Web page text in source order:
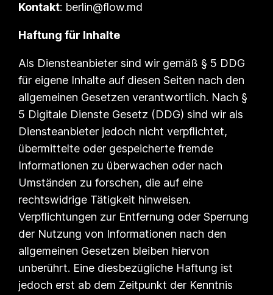
Kontakt: berlin@flow.md
Haftung für Inhalte
Als Diensteanbieter sind wir gemäß § 5 DDG
für eigene Inhalte auf diesen Seiten nach den
allgemeinen Gesetzen verantwortlich. Nach §
5 Digitale Dienste Gesetz (DDG) sind wir als
Diensteanbieter jedoch nicht verpflichtet,
übermittelte oder gespeicherte fremde
Informationen zu überwachen oder nach
Umständen zu forschen, die auf eine
rechtswidrige Tätigkeit hinweisen.
Verpflichtungen zur Entfernung oder Sperrung
der Nutzung von Informationen nach den
allgemeinen Gesetzen bleiben hiervon
unberührt. Eine diesbezügliche Haftung ist
jedoch erst ab dem Zeitpunkt der Kenntnis